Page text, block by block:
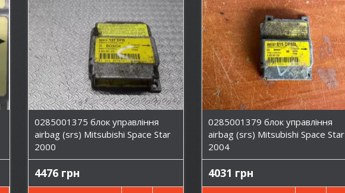
0285001375 блок управління
airbag (srs) Mitsubishi Space Star
2000
4476 грн
0285001379 блок управління
airbag (srs) Mitsubishi Space Star
2004
4031 грн